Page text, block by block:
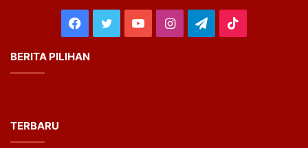
Facebook
TwitterYouTubeInstagram
Telegram
BERITA PILIHAN
TERBARU